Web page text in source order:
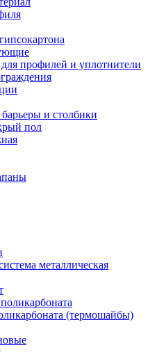
профилей и уплотнители
и столбики
пол
металлическая
(термошайбы)